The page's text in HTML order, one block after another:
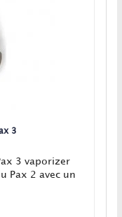
3
3 vaporizer
Pax 2 avec un